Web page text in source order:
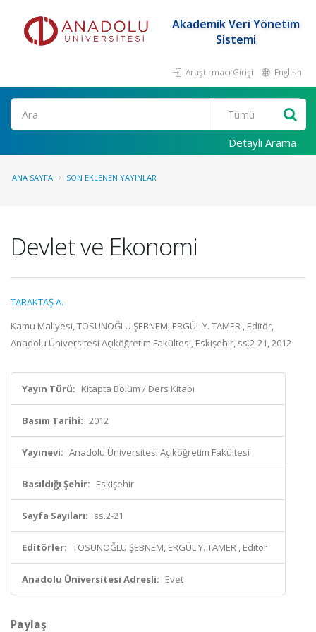
Akademik Veri Yönetim
Sistemi
Araştırmacı Girişi English
Ara
Detaylı Arama
ANA SAYFA SON EKLENEN YAYINLAR
Devlet ve Ekonomi
TARAKTAŞ A.
Kamu Maliyesi, TOSUNOĞLU ŞEBNEM, ERGÜL Y. TAMER , Editör,
Anadolu Üniversitesi Açıköğretim Fakültesi, Eskişehir, ss.2-21, 2012
Yayın Türü: Kitapta Bölüm / Ders Kitabı
Basım Tarihi: 2012
Yayınevi: Anadolu Üniversitesi Açıköğretim Fakültesi
Basıldığı Şehir: Eskişehir
Sayfa Sayıları: ss.2-21
Editörler: TOSUNOĞLU ŞEBNEM, ERGÜL Y. TAMER , Editör
Anadolu Üniversitesi Adresli: Evet
Paylaş